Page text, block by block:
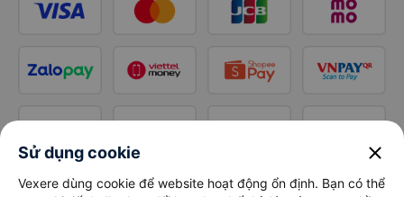
Sử dụng cookie close
Vexere dùng cookie để website hoạt động ổn định. Bạn có thể